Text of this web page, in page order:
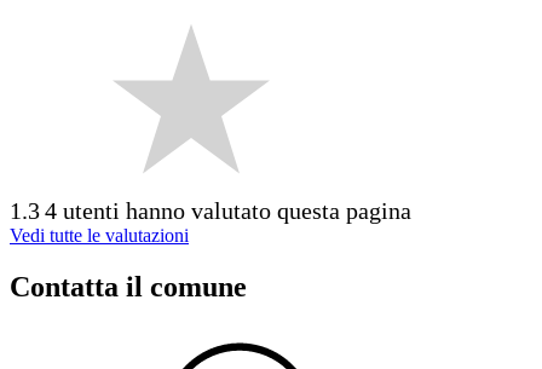
1.34 utenti hanno valutato questa pagina
Vedi tutte le valutazioni
Contatta il comune